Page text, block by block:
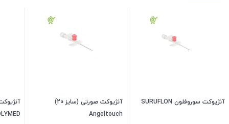
آنژیوکت سوروفلون SURUFLON
آنژیوکت صورتی (سایز 20)
Angeltouch